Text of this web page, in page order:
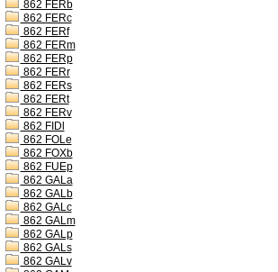
862 FERb
862 FERc
862 FERf
862 FERm
862 FERp
862 FERr
862 FERs
862 FERt
862 FERv
862 FIDl
862 FOLe
862 FOXb
862 FUEp
862 GALa
862 GALb
862 GALc
862 GALm
862 GALp
862 GALs
862 GALv